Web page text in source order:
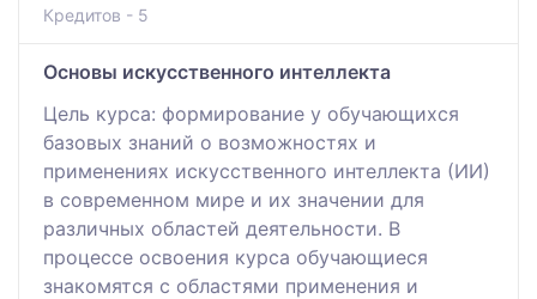
Кредитов - 5
Основы искусственного интеллекта
Цель курса: формирование у обучающихся
базовых знаний о возможностях и
применениях искусственного интеллекта (ИИ)
в современном мире и их значении для
различных областей деятельности. В
процессе освоения курса обучающиеся
знакомятся с областями применения и